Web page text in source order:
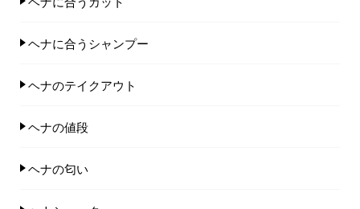
ヘナに合うシャンプー
ヘナのテイクアウト
ヘナの値段
ヘナの匂い